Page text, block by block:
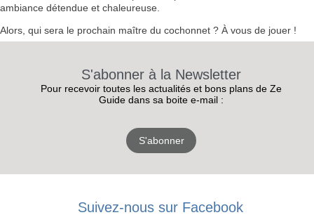
ambiance détendue et chaleureuse.
Alors, qui sera le prochain maître du cochonnet ? À vous de jouer !
S'abonner à la Newsletter
Pour recevoir toutes les actualités et bons plans de Ze
Guide dans sa boite e-mail :
S'abonner
Suivez-nous sur Facebook